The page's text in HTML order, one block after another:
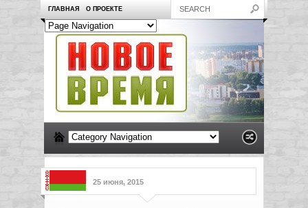
ГЛАВНАЯ О ПРОЕКТЕ
25 июня, 2015